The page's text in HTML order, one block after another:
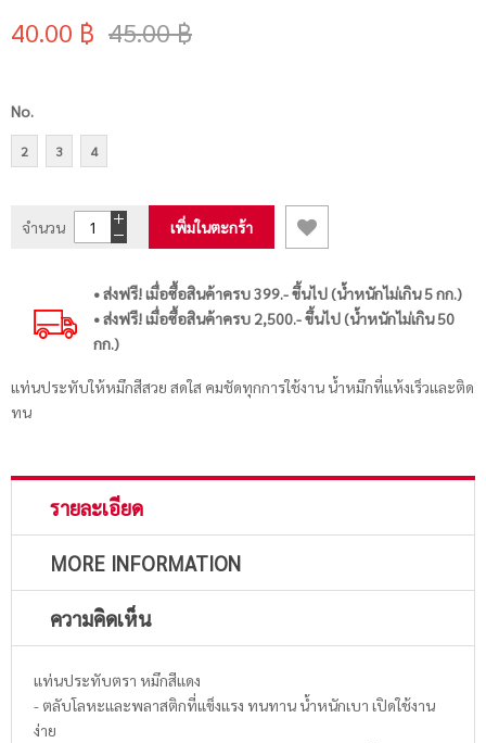
40.00 ฿ 45.00 ฿
No.
2 3 4
จำนวน เพิ่มในตะกร้า
• ส่งฟรี! เมื่อซื้อสินค้าครบ 399.- ขึ้นไป (น้ำหนักไม่เกิน 5 กก.)
• ส่งฟรี! เมื่อซื้อสินค้าครบ 2,500.- ขึ้นไป (น้ำหนักไม่เกิน 50
กก.)
แท่นประทับให้หมึกสีสวย สดใส คมชัดทุกการใช้งาน น้ำหมึกที่แห้งเร็วและติด
ทน
รายละเอียด
MORE INFORMATION
ความคิดเห็น
แท่นประทับตรา หมึกสีแดง
- ตลับโลหะและพลาสติกที่แข็งแรง ทนทาน น้ำหนักเบา เปิดใช้งาน
ง่าย